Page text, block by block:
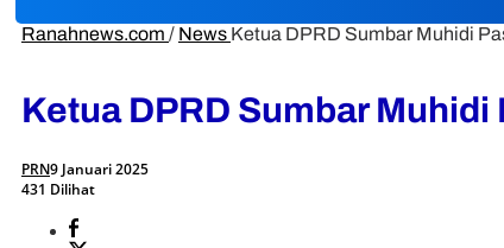
Ranahnews.com / News Ketua DPRD Sumbar Muhidi
Ketua DPRD Sumbar
PRN9 Januari 2025
431 Dilihat